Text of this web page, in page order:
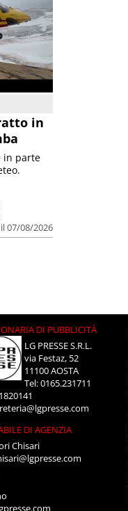
in
il 07/08/2026
in parte
DI PUBBLICITÀ
LG PRESSE S.R.L.
via Festaz, 52
11100 AOSTA
Tel: 0165.231711
DI AGENZIA
Chisari